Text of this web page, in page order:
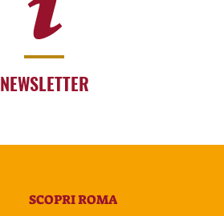
NEWSLETTER
SCOPRI ROMA